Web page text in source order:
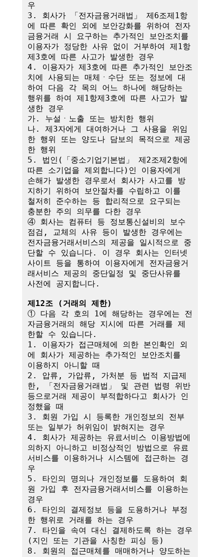
우
3. 회사가 「전자금융거래법」 제6조제1항
에 따른 확인 외에 보안강화를 위하여 전자
금융거래 시 요구하는 추가적인 보안조치를
이용자가 정당한 사유 없이 거부하여 제1항
제3호에 따른 사고가 발생한 경우
4. 이용자가 제3호에 따른 추가적인 보안조
치에 사용되는 매체ㆍ수단 또는 정보에 대
하여 다음 각 목의 어느 하나에 해당하는
행위를 하여 제1항제3호에 따른 사고가 발
생한 경우
가. 누설ㆍ노출 또는 방치한 행위
나. 제3자에게 대여하거나 그 사용을 위임
한 행위 또는 양도나 담보의 목적으로 제공
한 행위
5. 법인(「중소기업기본법」 제2조제2항에
따른 소기업을 제외합니다)인 이용자에게
손해가 발생한 경우로서 회사가 사고를 방
지하기 위하여 보안절차를 수립하고 이를
철저히 준수하는 등 합리적으로 요구되는
충분한 주의 의무를 다한 경우
④ 회사는 컴퓨터 등 정보통신설비의 보수
점검, 교체의 사유 등이 발생한 경우에는
전자금융거래서비스의 제공을 일시적으로 중
단할 수 있습니다. 이 경우 회사는 인터넷
사이트 등을 통하여 이용자에게 전자금융거
래서비스 제공의 중단일정 및 중단사유를
사전에 공지합니다.
제12조 (거래의 제한)
① 다음 각 호의 1에 해당하는 경우에는 전
자금융거래의 해당 지시에 따른 거래를 제
한할 수 있습니다.
1. 이용자가 접근매체에 의한 본인확인 외
에 회사가 제공하는 추가적인 보안조치를
이용하지 아니할 때
2. 압류, 가압류, 가처분 등 법적 지급제
한, 「전자금융거래법」 및 관련 법령 위반
등으로거래 제공이 부적합하다고 회사가 인
정했을 때
3. 회원 가입 시 등록한 개인정보의 전부
또는 일부가 허위임이 밝혀지는 경우
4. 회사가 제공하는 유료서비스 이용방법에
의하지 아니하고 비정상적인 방법으로 유료
서비스를 이용하거나 시스템에 접근하는 경
우
5. 타인의 명의나 개인정보를 도용하여 회
원 가입 후 전자금융거래서비스를 이용하는
경우
6. 타인의 결제정보 등을 도용하거나 부정
한 행위로 거래를 하는 경우
7. 타인을 속여 대신 결제하도록 하는 경우
(지인 또는 기관을 사칭한 피싱 등)
8. 회원의 접근매체를 매매하거나 양도하는